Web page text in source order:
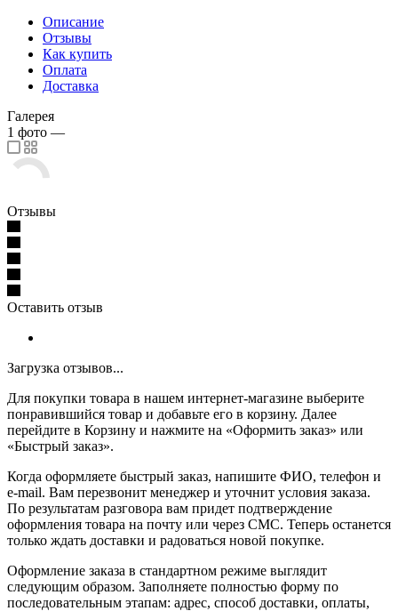
Описание
Отзывы
Как купить
Оплата
Доставка
Галерея
1 фото —
Отзывы
Оставить отзыв
Загрузка отзывов...
Для покупки товара в нашем интернет-магазине выберите
понравившийся товар и добавьте его в корзину. Далее
перейдите в Корзину и нажмите на «Оформить заказ» или
«Быстрый заказ».
Когда оформляете быстрый заказ, напишите ФИО, телефон и
e-mail. Вам перезвонит менеджер и уточнит условия заказа.
По результатам разговора вам придет подтверждение
оформления товара на почту или через СМС. Теперь останется
только ждать доставки и радоваться новой покупке.
Оформление заказа в стандартном режиме выглядит
следующим образом. Заполняете полностью форму по
последовательным этапам: адрес, способ доставки, оплаты,